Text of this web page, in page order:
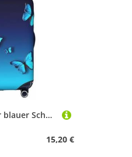
OTTKGGA Schöner blauer Schmetterlings-Kofferbezug, Gepäckschutz, elastisch, kratzfest, Reiseutensilien, passend für 45,7 - 81,3 cm Gepäck, weiß, M
15,20 €